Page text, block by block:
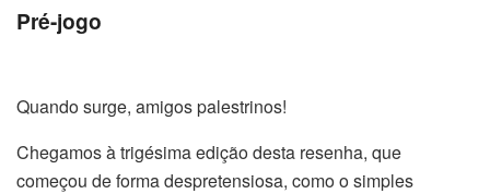
Pré-jogo
Quando surge, amigos palestrinos!
Chegamos à trigésima edição desta resenha, que
começou de forma despretensiosa, como o simples